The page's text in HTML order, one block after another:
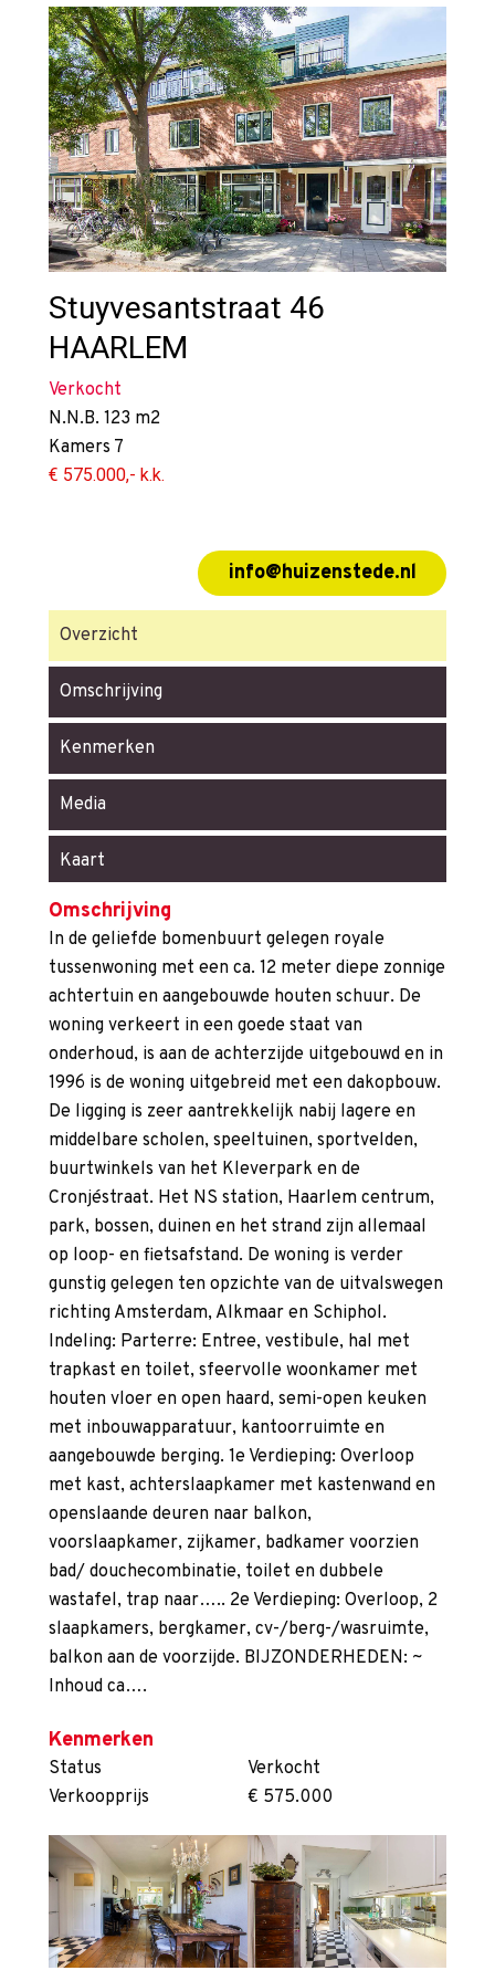
Stuyvesantstraat 46
HAARLEM
Verkocht
N.N.B. 123 m2
Kamers 7
€ 575.000,- k.k.
info@huizenstede.nl
Overzicht
Omschrijving
Kenmerken
Media
Kaart
Omschrijving
In de geliefde bomenbuurt gelegen royale
tussenwoning met een ca. 12 meter diepe zonnige
achtertuin en aangebouwde houten schuur. De
woning verkeert in een goede staat van
onderhoud, is aan de achterzijde uitgebouwd en in
1996 is de woning uitgebreid met een dakopbouw.
De ligging is zeer aantrekkelijk nabij lagere en
middelbare scholen, speeltuinen, sportvelden,
buurtwinkels van het Kleverpark en de
Cronjéstraat. Het NS station, Haarlem centrum,
park, bossen, duinen en het strand zijn allemaal
op loop- en fietsafstand. De woning is verder
gunstig gelegen ten opzichte van de uitvalswegen
richting Amsterdam, Alkmaar en Schiphol.
Indeling: Parterre: Entree, vestibule, hal met
trapkast en toilet, sfeervolle woonkamer met
houten vloer en open haard, semi-open keuken
met inbouwapparatuur, kantoorruimte en
aangebouwde berging. 1e Verdieping: Overloop
met kast, achterslaapkamer met kastenwand en
openslaande deuren naar balkon,
voorslaapkamer, zijkamer, badkamer voorzien
bad/ douchecombinatie, toilet en dubbele
wastafel, trap naar….. 2e Verdieping: Overloop, 2
slaapkamers, bergkamer, cv-/berg-/wasruimte,
balkon aan de voorzijde. BIJZONDERHEDEN: ~
Inhoud ca….
Kenmerken
Status
Verkocht
Verkoopprijs
€ 575.000